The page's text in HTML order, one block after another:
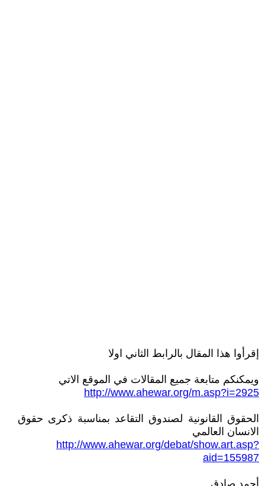
إقرأوا هذا المقال بالرابط الثاني اولا
ويمكنكم متابعة جميع المقالات في الموقع الاتي
http://www.ahewar.org/m.asp?i=2925
الحقوق القانونية لصندوق التقاعد بمناسبة ذكرى حقوق
الانسان العالمي
http://www.ahewar.org/debat/show.art.asp?
aid=155987